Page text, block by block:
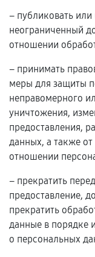
– публиковать
неограниченный
отношении
– принимать
меры для защиты
неправомерного
уничтожения,
предоставления,
данных, а также
отношении
– прекратить
предоставление,
прекратить
данные в порядке
о персональных